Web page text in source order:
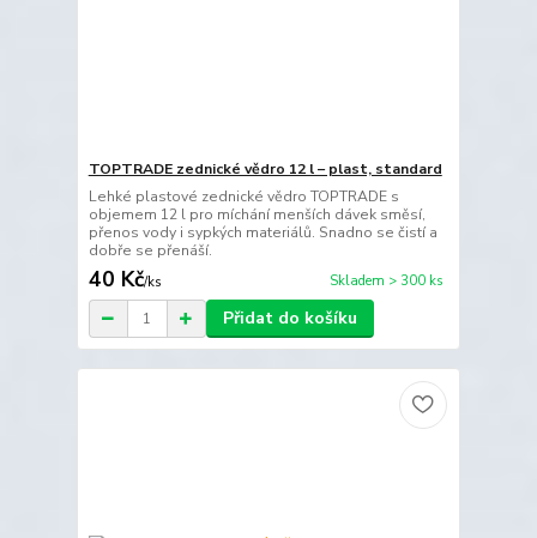
TOPTRADE zednické vědro 12 l – plast, standard
Lehké plastové zednické vědro TOPTRADE s
objemem 12 l pro míchání menších dávek směsí,
přenos vody i sypkých materiálů. Snadno se čistí a
dobře se přenáší.
40 Kč/ks Skladem > 300 ks
Přidat do košíku